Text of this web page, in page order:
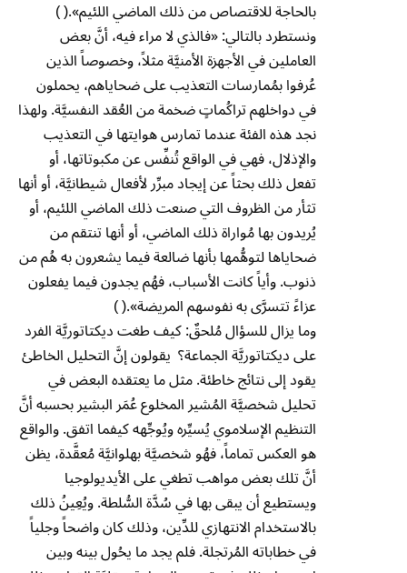
بالحاجة للاقتصاص من ذلك الماضي اللئيم».( )
ونستطرد بالتالي: «فالذي لا مراء فيه، أنَّ بعض
العاملين في الأجهزة الأمنيَّة مثلاً، وخصوصاً الذين
عُرفوا بمُمارسات التعذيب على ضحاياهم، يحملون
في دواخلهم تراكُماتٍ ضخمة من العُقد النفسيَّة. ولهذا
نجد هذه الفئة عندما تمارس هوايتها في التعذيب
والإذلال، فهي في الواقع تُنفِّس عن مكبوتاتها، أو
تفعل ذلك بحثاً عن إيجاد مبرِّر لأفعال شيطانيَّة، أو أنها
تثأر من الظروف التي صنعت ذلك الماضي اللئيم، أو
يُريدون بها مُواراة ذلك الماضي، أو أنها تنتقم من
ضحاياها لتوهُّمها بأنها ضالعة فيما يشعرون به هُم من
ذنوب. وأياً كانت الأسباب، فهُم يجدون فيما يفعلون
عزاءً تتسرَّى به نفوسهم المريضة».( )
وما يزال للسؤال مُلحقٌ: كيف طغت ديكتاتوريَّة الفرد
على ديكتاتوريَّة الجماعة؟ يقولون إنَّ التحليل الخاطئ
يقود إلى نتائج خاطئة. مثل ما يعتقده البعض في
تحليل شخصيَّة المُشير المخلوع عُمَر البشير بحسبه أنَّ
التنظيم الإسلاموي يُسيِّره ويُوجِّهه كيفما اتفق. والواقع
هو العكس تماماً، فهُو شخصيَّة بهلوانيَّة مُعقَّدة، يظن
أنَّ تلك بعض مواهب تطغي على الأيديولوجيا
ويستطيع أن يبقى بها في سُدَّة السُّلطة. ويُعِينُ ذلك
بالاستخدام الانتهازي للدِّين، وذلك كان واضحاً وجلياً
في خطاباته المُرتجلة. فلم يجد ما يحُول بينه وبين